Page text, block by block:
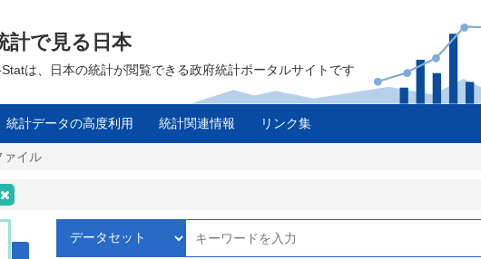
計で見る日本
は、日本の統計が閲覧できる政府統計ポータルサイトです
統計データの高度利用 統計関連情報 リンク集
ァイル